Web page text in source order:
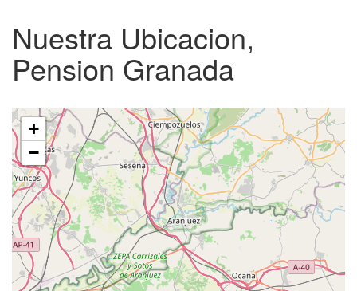
Nuestra Ubicacion,
Pension Granada
+
−